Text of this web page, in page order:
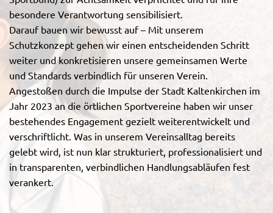
besondere Verantwortung sensibilisiert.
Darauf bauen wir bewusst auf – Mit unserem
Schutzkonzept gehen wir einen entscheidenden Schritt
weiter und konkretisieren unsere gemeinsamen Werte
und Standards verbindlich für unseren Verein.
Angestoßen durch die Impulse der Stadt Kaltenkirchen im
Jahr 2023 an die örtlichen Sportvereine haben wir unser
bestehendes Engagement gezielt weiterentwickelt und
verschriftlicht. Was in unserem Vereinsalltag bereits
gelebt wird, ist nun klar strukturiert, professionalisiert und
in transparenten, verbindlichen Handlungsabläufen fest
verankert.